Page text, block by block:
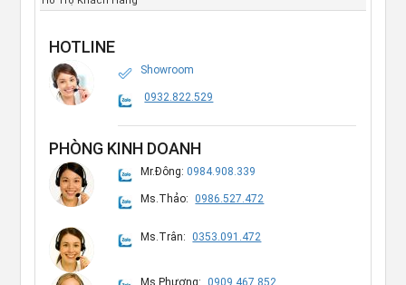
HOTLINE
Showroom
0932.822.529
PHÒNG KINH DOANH
Mr.Đông:0984.908.339
Ms.Thảo: 0986.527.472
Ms.Trân: 0353.091.472
Ms.Phượng: 0909.467.852